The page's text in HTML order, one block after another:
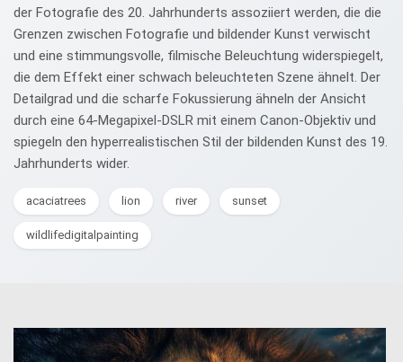
der Fotografie des 20. Jahrhunderts assoziiert werden, die die
Grenzen zwischen Fotografie und bildender Kunst verwischt
und eine stimmungsvolle, filmische Beleuchtung widerspiegelt,
die dem Effekt einer schwach beleuchteten Szene ähnelt. Der
Detailgrad und die scharfe Fokussierung ähneln der Ansicht
durch eine 64-Megapixel-DSLR mit einem Canon-Objektiv und
spiegeln den hyperrealistischen Stil der bildenden Kunst des 19.
Jahrhunderts wider.
acaciatrees lion river sunset
wildlifedigitalpainting